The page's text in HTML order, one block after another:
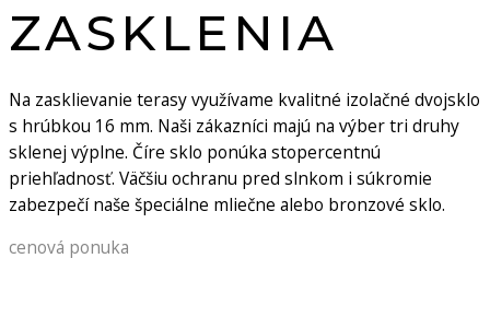
ZASKLENIA
Na zasklievanie terasy využívame kvalitné izolačné dvojsklo
s hrúbkou 16 mm. Naši zákazníci majú na výber tri druhy
sklenej výplne. Číre sklo ponúka stopercentnú
priehľadnosť. Väčšiu ochranu pred slnkom i súkromie
zabezpečí naše špeciálne mliečne alebo bronzové sklo.
cenová ponuka